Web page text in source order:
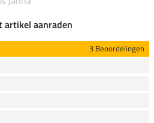
artikel aanraden
3 Beoordelingen